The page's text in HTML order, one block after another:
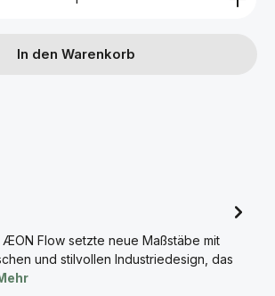
In den Warenkorb
Flow setzte neue Maßstäbe mit
und stilvollen Industriedesign, das